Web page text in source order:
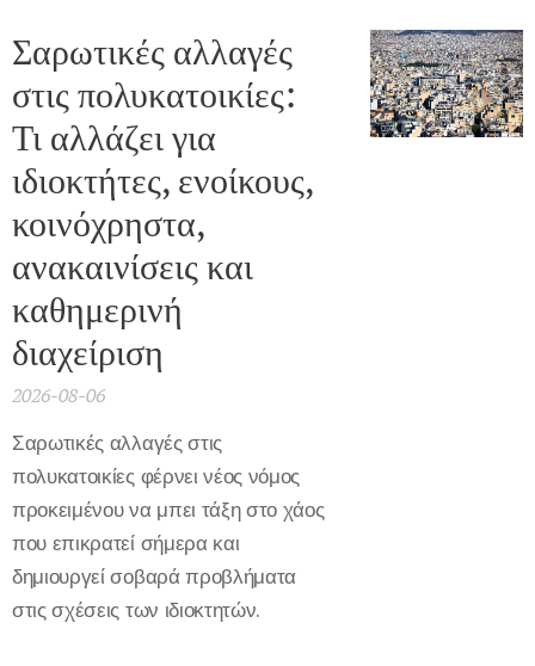
Σαρωτικές αλλαγές
στις πολυκατοικίες:
Τι αλλάζει για
ιδιοκτήτες, ενοίκους,
κοινόχρηστα,
ανακαινίσεις και
καθημερινή
διαχείριση
2026-08-06
Σαρωτικές αλλαγές στις
πολυκατοικίες φέρνει νέος νόμος
προκειμένου να μπει τάξη στο χάος
που επικρατεί σήμερα και
δημιουργεί σοβαρά προβλήματα
στις σχέσεις των ιδιοκτητών.